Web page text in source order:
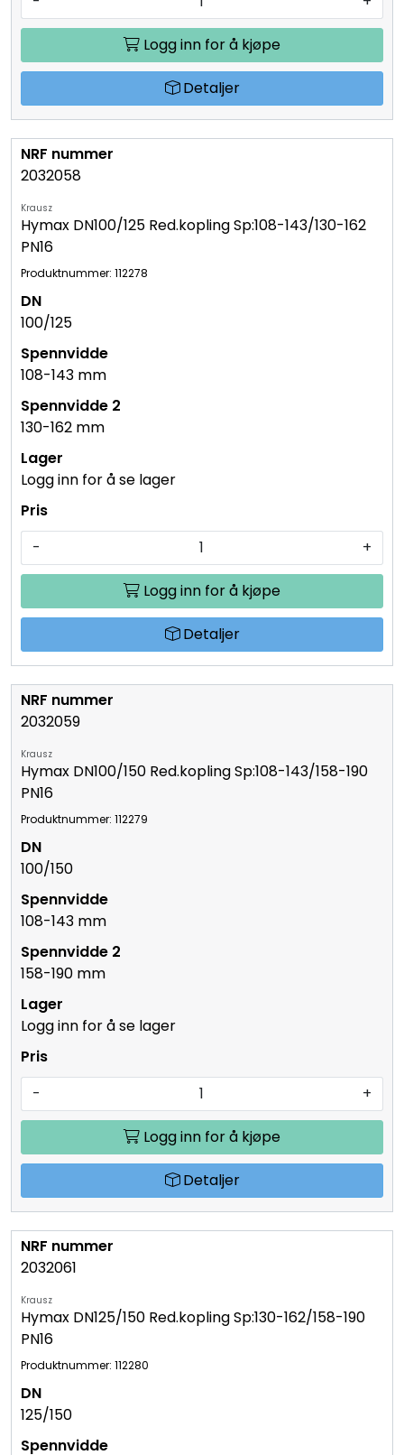
Logg inn for å kjøpe
Detaljer
2032058
Krausz
Hymax DN100/125 Red.kopling Sp:108-143/130-162
PN16
Produktnummer: 112278
100/125
108-143 mm
130-162 mm
Logg inn for å se lager
- +
Logg inn for å kjøpe
Detaljer
2032059
Krausz
Hymax DN100/150 Red.kopling Sp:108-143/158-190
PN16
Produktnummer: 112279
100/150
108-143 mm
158-190 mm
Logg inn for å se lager
- +
Logg inn for å kjøpe
Detaljer
2032061
Krausz
Hymax DN125/150 Red.kopling Sp:130-162/158-190
PN16
Produktnummer: 112280
125/150